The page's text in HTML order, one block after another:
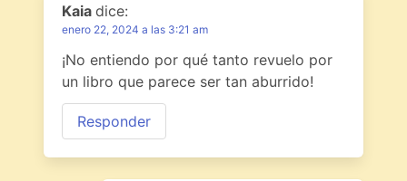
Kaia dice:
enero 22, 2024 a las 3:21 am
¡No entiendo por qué tanto revuelo por
un libro que parece ser tan aburrido!
Responder